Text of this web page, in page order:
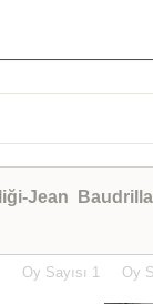
Jean
Oy Sayısı 1 Oy